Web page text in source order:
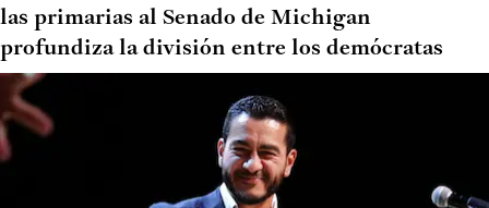
las primarias al Senado de Michigan
profundiza la división entre los demócratas